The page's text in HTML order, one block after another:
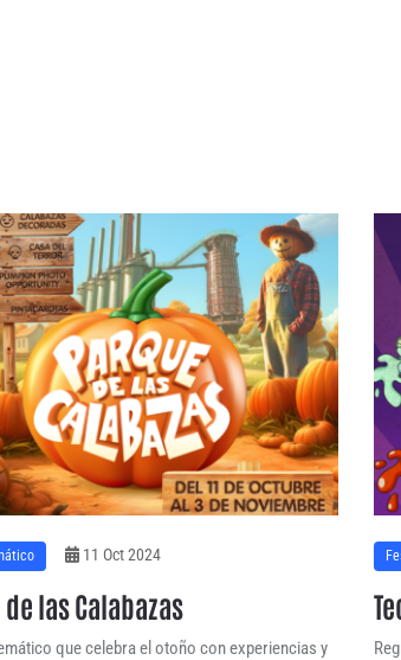
11 Oct 2024
las Calabazas
que celebra el otoño con experiencias y